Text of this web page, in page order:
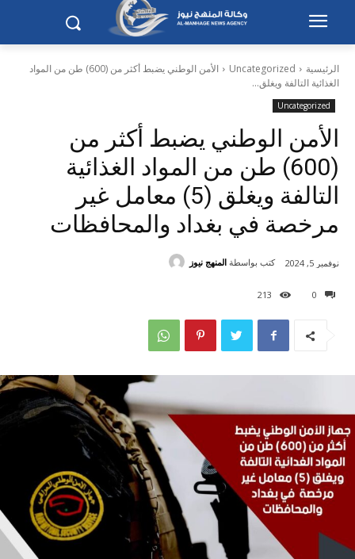
الرئيسية Uncategorized
الأمن الوطني يضبط أكثر من (600) طن من المواد
الغذائية التالفة ويغلق...
Uncategorized
الأمن الوطني يضبط أكثر من
(600) طن من المواد الغذائية
التالفة ويغلق (5) معامل غير
مرخصة في بغداد والمحافظات
0
213
نوفمبر 5, 2024 كتب بواسطة المنهج نيوز